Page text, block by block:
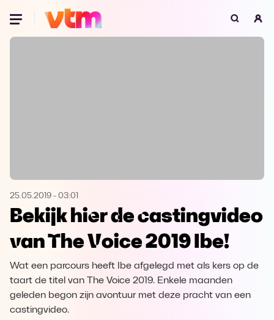
Oeps, browser niet ondersteund
Microsoft Edge Download
Opera Download
25.05.2019 - 03:01
Bekijk hier de castingvideo
van The Voice 2019 Ibe!
Wat een parcours heeft Ibe afgelegd met als kers op de
taart de titel van The Voice 2019. Enkele maanden
geleden begon zijn avontuur met deze pracht van een
castingvideo.